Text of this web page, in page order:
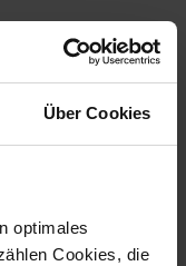
Über Cookies
optimales
Cookies, die
ist der
und
In diesem